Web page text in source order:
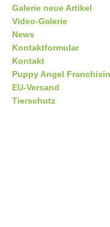
Galerie neue Artikel
Video-Galerie
News
Kontaktformular
Kontakt
Puppy Angel
EU-Versand
Tierschutz